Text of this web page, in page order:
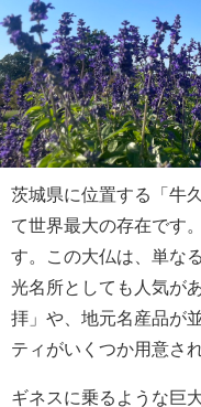
茨城県に位置する「牛
て世界最大の存在です
す。この大仏は、単な
光名所としても人気が
拝」や、地元名産品が
ティがいくつか用意さ
ギネスに乗るような巨